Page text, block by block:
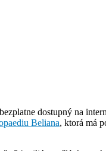
dostupný na
Beliana, ktorá má